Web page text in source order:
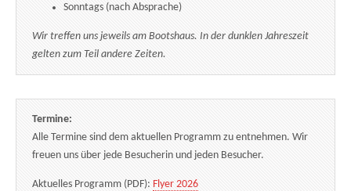
Sonntags (nach Absprache)
Wir treffen uns jeweils am Bootshaus. In der dunklen Jahreszeit
gelten zum Teil andere Zeiten.
Termine:
Alle Termine sind dem aktuellen Programm zu entnehmen. Wir
freuen uns über jede Besucherin und jeden Besucher.
Aktuelles Programm (PDF): Flyer 2026